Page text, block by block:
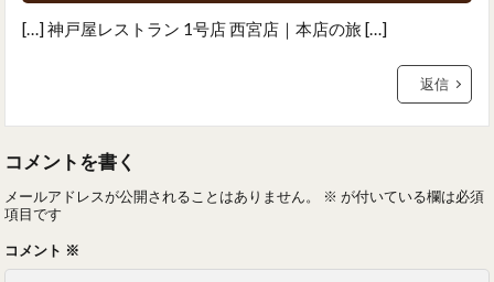
[…] 神戸屋レストラン 1号店 西宮店｜本店の旅 […]
返信
コメントを書く
メールアドレスが公開されることはありません。 ※ が付いている欄は必須
項目です
コメント ※